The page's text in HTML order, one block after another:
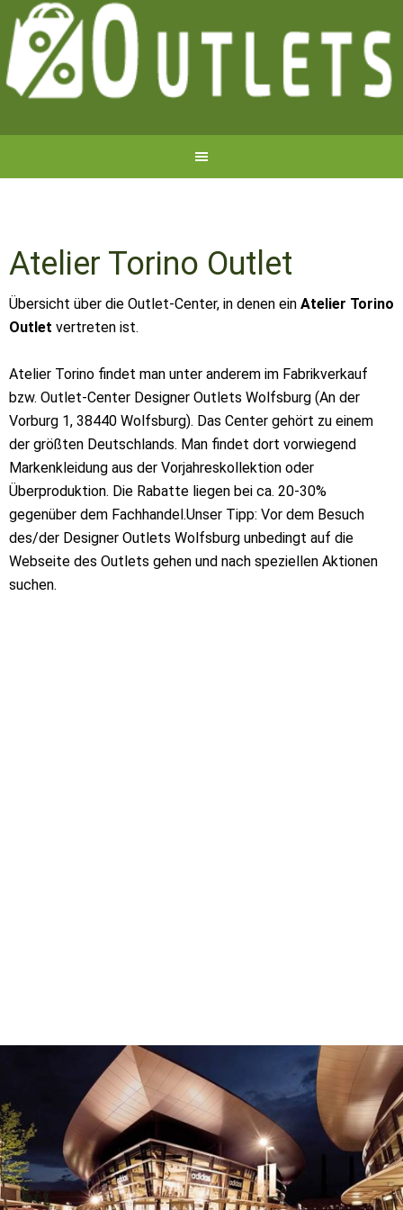
Atelier Torino Outlet
Übersicht über die Outlet-Center, in denen ein Atelier Torino
Outlet vertreten ist.
Atelier Torino findet man unter anderem im Fabrikverkauf
bzw. Outlet-Center Designer Outlets Wolfsburg (An der
Vorburg 1, 38440 Wolfsburg). Das Center gehört zu einem
der größten Deutschlands. Man findet dort vorwiegend
Markenkleidung aus der Vorjahreskollektion oder
Überproduktion. Die Rabatte liegen bei ca. 20-30%
gegenüber dem Fachhandel.Unser Tipp: Vor dem Besuch
des/der Designer Outlets Wolfsburg unbedingt auf die
Webseite des Outlets gehen und nach speziellen Aktionen
suchen.